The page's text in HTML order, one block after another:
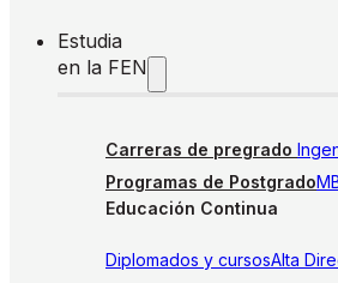
Estudia
en la FEN
Carreras de pregrado
Programas de Postgrado
Educación Continua
Diplomados y cursosAlta